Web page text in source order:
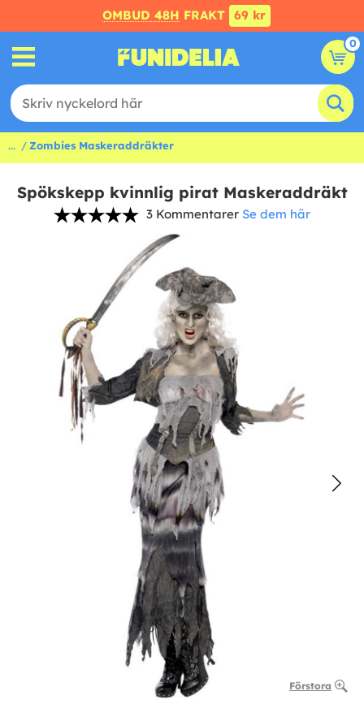
OMBUD 48H FRAKT 69 kr
0
... Zombies Maskeraddräkter
Spökskepp kvinnlig pirat Maskeraddräkt
3 Kommentarer Se dem här
Förstora